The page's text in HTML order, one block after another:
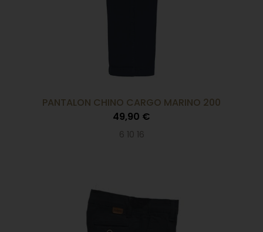
PANTALON CHINO CARGO MARINO 200
49,90 €
6 10 16